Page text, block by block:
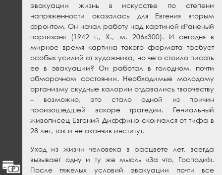
эвакуации жизнь в искусстве по степени
напряженности оказалась для Евгения вторым
фронтом. Он начал работу над картиной «Раненый
партизан» (1942 г., Х., м. 206х300). И сегодня в
мирное время картина такого формата требует
особых усилий от художника, но чего стоило писать
ее в эвакуации? Он работал в голодном, почти
обморочном состоянии. Необходимые молодому
организму скудные калории отдавались творчеству
– возможно, это стало одной из причин
произошедшей вскоре трагедии. Гениальный
живописец Евгений Диффинэ скончался от тифа в
28 лет, так и не окончив институт.
Уход из жизни человека в расцвете лет, всегда
вызывает одну и ту же мысль «За что, Господи!».
После тяжелых условий эвакуации почти все